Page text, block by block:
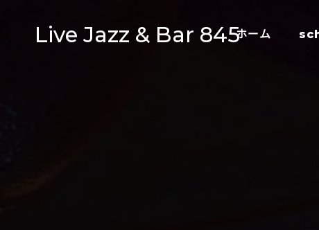
Live Jazz & Bar 845ホーム